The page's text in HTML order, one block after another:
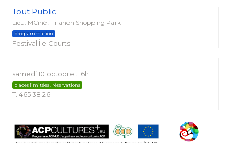
Tout Public
Lieu: MCiné . Trianon Shopping Park
programmation
Festival Île Courts
samedi 10 octobre . 16h
places limitées . réservations
T. 465 38 26